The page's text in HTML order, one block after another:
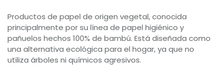
Productos de papel de origen vegetal, conocida
principalmente por su línea de papel higiénico y
pañuelos hechos 100% de bambú. Está diseñada como
una alternativa ecológica para el hogar, ya que no
utiliza árboles ni químicos agresivos.